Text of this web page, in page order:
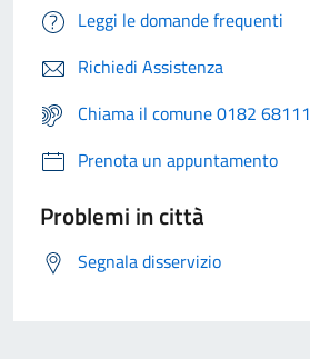
Leggi le domande frequenti
Richiedi Assistenza
Chiama il comune 0182 68111
Prenota un appuntamento
Problemi in città
Segnala disservizio